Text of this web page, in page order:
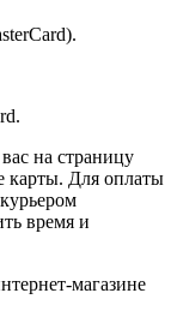
на страницу
карты. Для оплаты
время и
магазине